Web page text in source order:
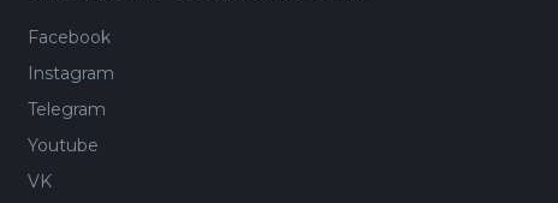
Facebook
Instagram
Telegram
Youtube
VK